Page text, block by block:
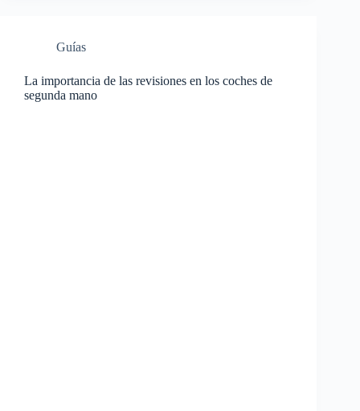
Guías
La importancia de las revisiones en los coches de
segunda mano